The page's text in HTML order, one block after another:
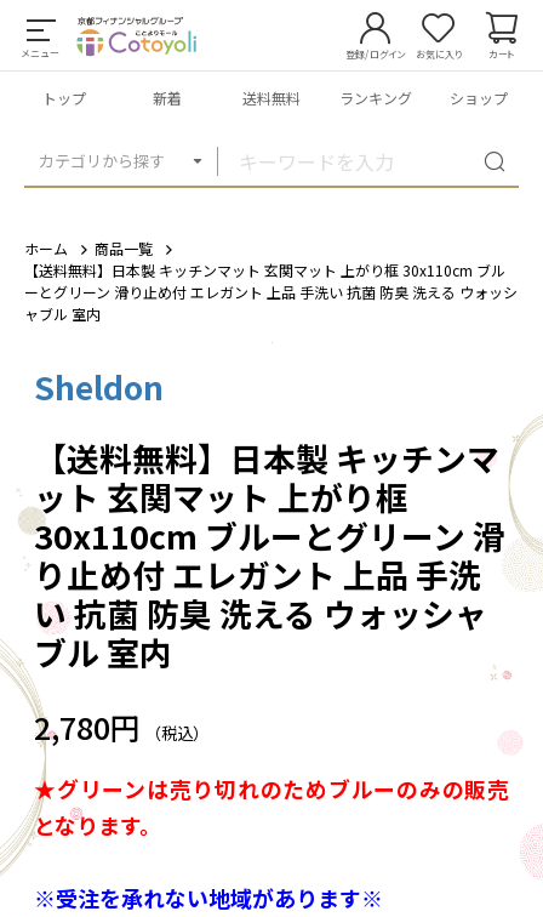
メニュー
カテゴリから探す
登録/ログイン お気に入り カート
トップ 新着 送料無料 ランキング ショップ
ホーム
商品一覧
【送料無料】日本製 キッチンマット 玄関マット 上がり框 30x110cm ブル
ーとグリーン 滑り止め付 エレガント 上品 手洗い 抗菌 防臭 洗える ウォッシ
ャブル 室内
Sheldon
【送料無料】日本製 キッチンマ
ット 玄関マット 上がり框
30x110cm ブルーとグリーン 滑
り止め付 エレガント 上品 手洗
い 抗菌 防臭 洗える ウォッシャ
ブル 室内
2,780円 （税込）
★グリーンは売り切れのためブルーのみの販売
となります。
※受注を承れない地域があります※